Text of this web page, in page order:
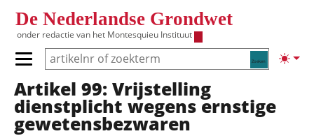
De Nederlandse Grondwet
onder redactie van het Montesquieu Instituut
Zoeken
Primair menu tonen/verbergen
Hoofdnavigatie
Artikel 99: Vrijstelling
dienstplicht wegens ernstige
gewetensbezwaren